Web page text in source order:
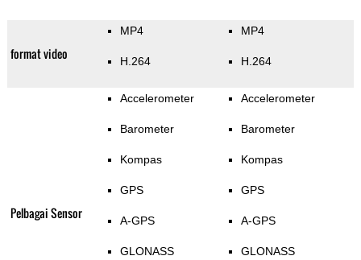
format video
MP4
H.264
MP4
H.264
Pelbagai Sensor
Accelerometer
Barometer
Kompas
GPS
A-GPS
GLONASS
Accelerometer
Barometer
Kompas
GPS
A-GPS
GLONASS